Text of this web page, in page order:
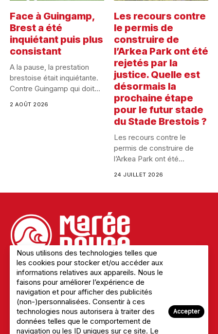
Face à Guingamp,
Brest a été
inquiétant puis plus
consistant
A la pause, la prestation
brestoise était inquiétante.
Contre Guingamp qui doit...
2 AOÛT 2026
Les recours contre
le permis de
construire de
l’Arkea Park ont été
rejetés par la
justice. Quelle est
désormais la
prochaine étape
pour le futur stade
du Stade Brestois ?
Les recours contre le
permis de construire de
l’Arkea Park ont été...
24 JUILLET 2026
Mentions légales
Politique de confidentialité
A Propos du site
Nous Contacter
Nous utilisons des technologies telles que
les cookies pour stocker et/ou accéder aux
informations relatives aux appareils. Nous le
faisons pour améliorer l’expérience de
navigation et pour afficher des publicités
(non-)personnalisées. Consentir à ces
technologies nous autorisera à traiter des
données telles que le comportement de
navigation ou les ID uniques sur ce site. Le
Accepter